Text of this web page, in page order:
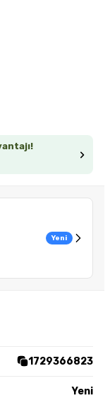
Yeni
1729366823
Yeni